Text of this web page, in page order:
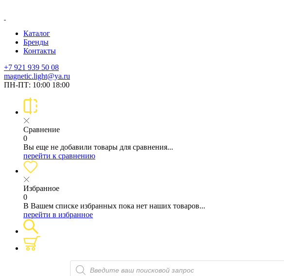
Каталог
Бренды
Контакты
+7 921 939 50 08
magnetic.light@ya.ru
ПН-ПТ: 10:00 18:00
Сравнение
0
Вы еще не добавили товары для сравнения...
перейти к сравнению
Избранное
0
В Вашем списке избранных пока нет наших товаров...
перейти в избранное
Поиск
товаров